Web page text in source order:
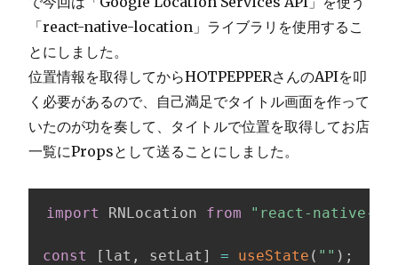
「react-native-location」ライブラリを使用するこ
とにしました。
位置情報を取得してからHOTPEPPERさんのAPIを叩
く必要があるので、自己満足でタイトル画面を作って
いたのが功を奏して、タイトルで位置を取得してお店
一覧にPropsとして送ることにしました。
import RNLocation from "react-native-
const [ lat , setLat ] = useState ( "" ) ;